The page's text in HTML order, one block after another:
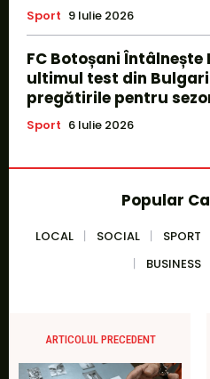
Sport 9 Iulie 2026
FC Botoșani
ultimul test din
pregătirile pentru
Sport 6 Iulie 2026
Popular
LOCAL SOCIAL SPORT
BUSINESS
ARTICOLUL PRECEDENT